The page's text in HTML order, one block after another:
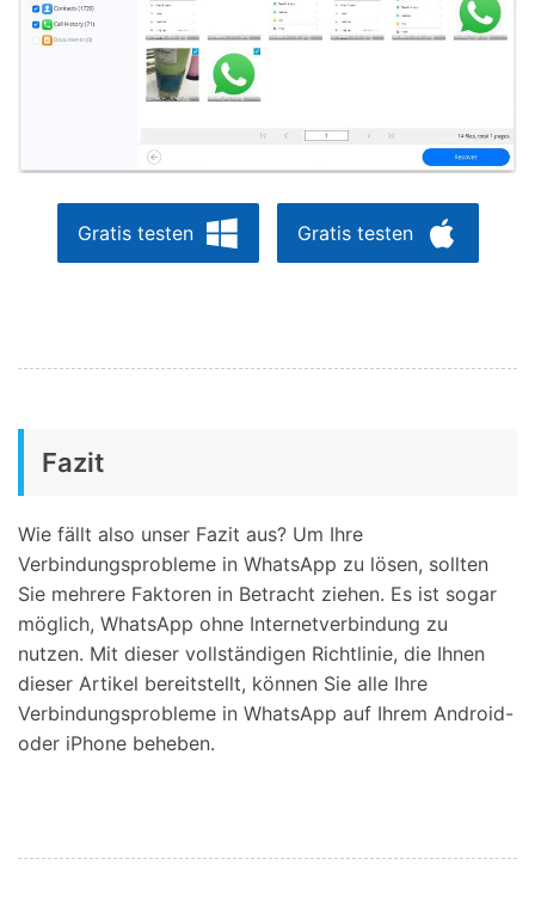
Gratis testen Gratis testen
Fazit
Wie fällt also unser Fazit aus? Um Ihre
Verbindungsprobleme in WhatsApp zu lösen, sollten
Sie mehrere Faktoren in Betracht ziehen. Es ist sogar
möglich, WhatsApp ohne Internetverbindung zu
nutzen. Mit dieser vollständigen Richtlinie, die Ihnen
dieser Artikel bereitstellt, können Sie alle Ihre
Verbindungsprobleme in WhatsApp auf Ihrem Android-
oder iPhone beheben.